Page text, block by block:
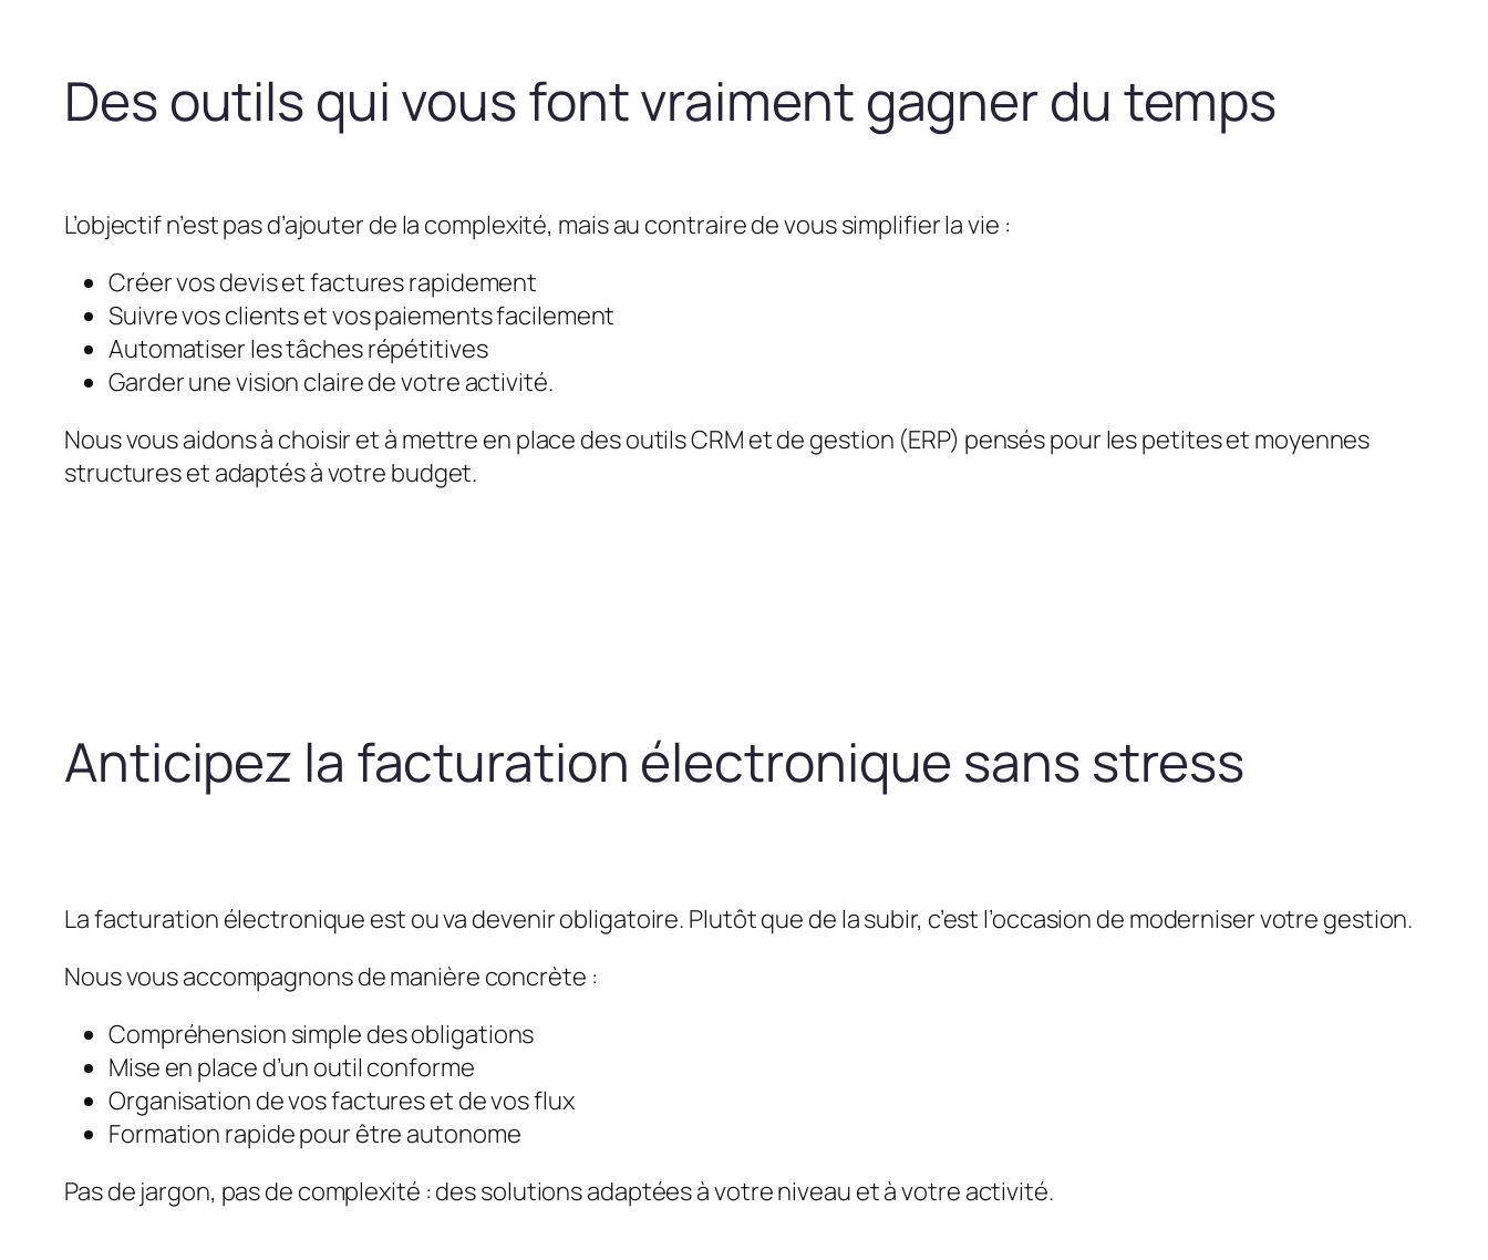
Des outils qui vous font vraiment gagner du temps
L’objectif n’est pas d’ajouter de la complexité, mais au contraire de vous simplifier la vie :
Créer vos devis et factures rapidement
Suivre vos clients et vos paiements facilement
Automatiser les tâches répétitives
Garder une vision claire de votre activité.
Nous vous aidons à choisir et à mettre en place des outils CRM et de gestion (ERP) pensés pour les petites et moyennes
structures et adaptés à votre budget.
Anticipez la facturation électronique sans stress
La facturation électronique est ou va devenir obligatoire. Plutôt que de la subir, c’est l’occasion de moderniser votre gestion.
Nous vous accompagnons de manière concrète :
Compréhension simple des obligations
Mise en place d’un outil conforme
Organisation de vos factures et de vos flux
Formation rapide pour être autonome
Pas de jargon, pas de complexité : des solutions adaptées à votre niveau et à votre activité.